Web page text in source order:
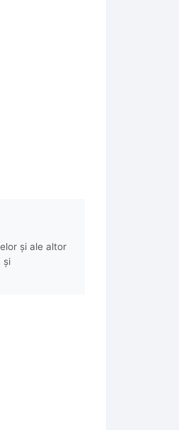
și ale altor
și